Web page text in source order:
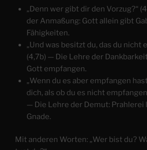
„Denn wer gibt dir den Vorzug?“
der Anmaßung: Gott allein gibt
Fähigkeiten.
„Und was besitzt du, das du nicht
(4,7b) — Die Lehre der
Gott empfangen.
„Wenn du es aber empfangen
dich, als ob du es nicht
— Die Lehre der Demut: Prahlerei
Gnade.
Mit anderen Worten: „Wer bist du?